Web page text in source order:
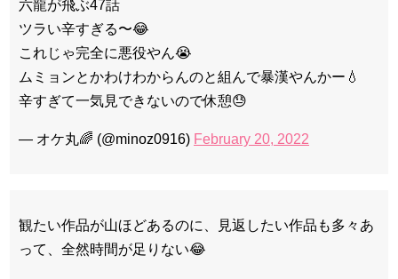
六龍が飛ぶ47話
ツラい辛すぎる〜😂
これじゃ完全に悪役やん😭
ムミョンとかわけわからんのと組んで暴漢やんかー💧
辛すぎて一気見できないので休憩😓
— オケ丸🌈 (@minoz0916) February 20, 2022
観たい作品が山ほどあるのに、見返したい作品も多々あ
って、全然時間が足りない😂